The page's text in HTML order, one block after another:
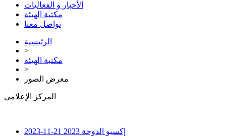
الأخبار و الفعاليات
مكتبة الهيئة
تواصل معنا
الرئيسية
>
مكتبة الهيئة
>
معرض الصور
المركز الإعلامي
إكسبو الدوحة 2023
21-11-2023